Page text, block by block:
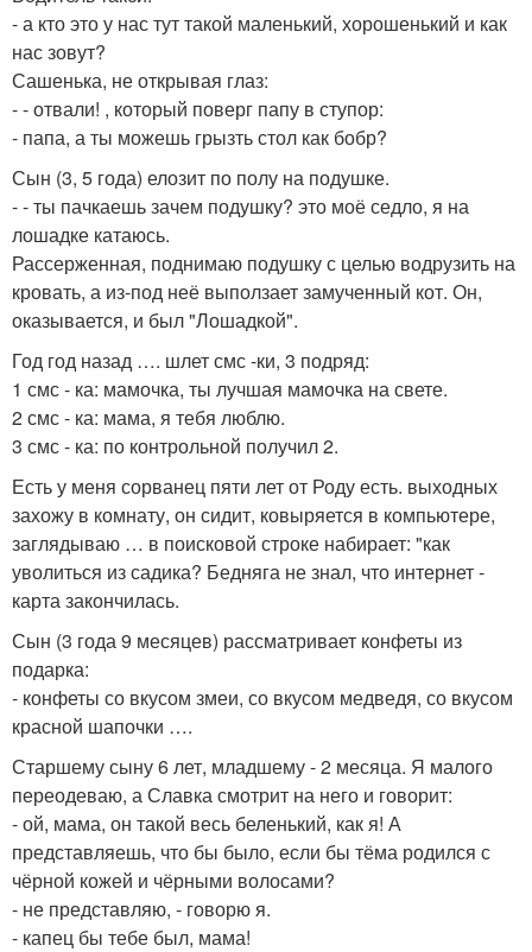
- а кто это у нас тут такой маленький, хорошенький и как
нас зовут?
Сашенька, не открывая глаз:
- - отвали! , который поверг папу в ступор:
- папа, а ты можешь грызть стол как бобр?
Сын (3, 5 года) елозит по полу на подушке.
- - ты пачкаешь зачем подушку? это моё седло, я на
лошадке катаюсь.
Рассерженная, поднимаю подушку с целью водрузить на
кровать, а из-под неё выползает замученный кот. Он,
оказывается, и был "Лошадкой".
Год год назад …. шлет смс -ки, 3 подряд:
1 смс - ка: мамочка, ты лучшая мамочка на свете.
2 смс - ка: мама, я тебя люблю.
3 смс - ка: по контрольной получил 2.
Есть у меня сорванец пяти лет от Роду есть. выходных
захожу в комнату, он сидит, ковыряется в компьютере,
заглядываю … в поисковой строке набирает: "как
уволиться из садика? Бедняга не знал, что интернет -
карта закончилась.
Сын (3 года 9 месяцев) рассматривает конфеты из
подарка:
- конфеты со вкусом змеи, со вкусом медведя, со вкусом
красной шапочки ….
Старшему сыну 6 лет, младшему - 2 месяца. Я малого
переодеваю, а Славка смотрит на него и говорит:
- ой, мама, он такой весь беленький, как я! А
представляешь, что бы было, если бы тёма родился с
чёрной кожей и чёрными волосами?
- не представляю, - говорю я.
- капец бы тебе был, мама!